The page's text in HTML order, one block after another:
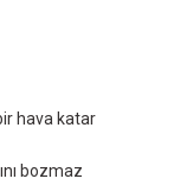
hava katar
bozmaz